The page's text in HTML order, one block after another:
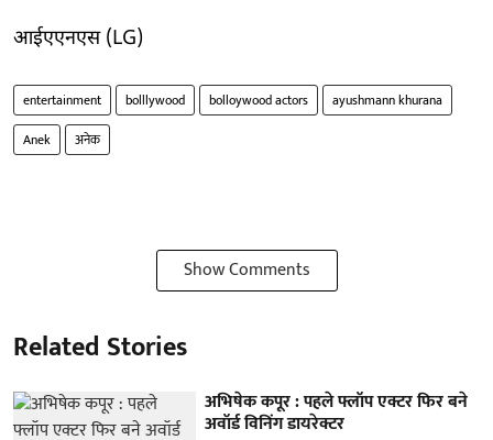
आईएएनएस (LG)
entertainment bolllywood bolloywood actors
ayushmann khurana
Anek
अनेक
Show Comments
Related Stories
अभिषेक कपूर : पहले फ्लॉप एक्टर फिर बने
अवॉर्ड विनिंग डायरेक्टर